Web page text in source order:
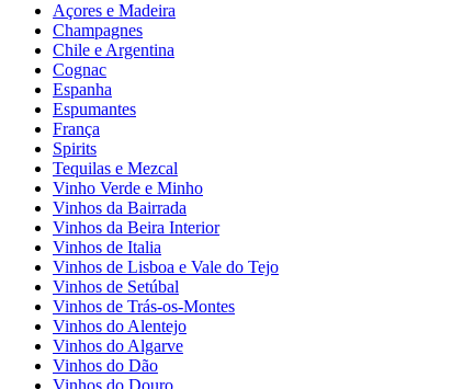
Açores e Madeira
Champagnes
Chile e Argentina
Cognac
Espanha
Espumantes
França
Spirits
Tequilas e Mezcal
Vinho Verde e Minho
Vinhos da Bairrada
Vinhos da Beira Interior
Vinhos de Italia
Vinhos de Lisboa e Vale do Tejo
Vinhos de Setúbal
Vinhos de Trás-os-Montes
Vinhos do Alentejo
Vinhos do Algarve
Vinhos do Dão